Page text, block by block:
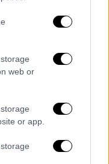
web or
or app.
βοήθεια»
αν